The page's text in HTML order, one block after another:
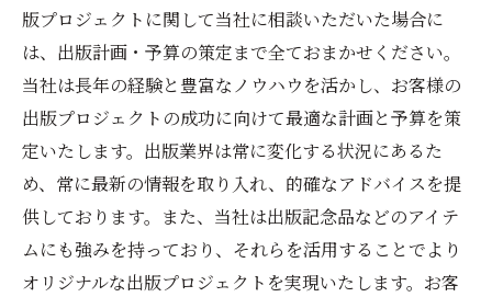
版プロジェクトに関して当社に相談いただいた場合に
は、出版計画・予算の策定まで全ておまかせください。
当社は長年の経験と豊富なノウハウを活かし、お客様の
出版プロジェクトの成功に向けて最適な計画と予算を策
定いたします。出版業界は常に変化する状況にあるた
め、常に最新の情報を取り入れ、的確なアドバイスを提
供しております。また、当社は出版記念品などのアイテ
ムにも強みを持っており、それらを活用することでより
オリジナルな出版プロジェクトを実現いたします。お客